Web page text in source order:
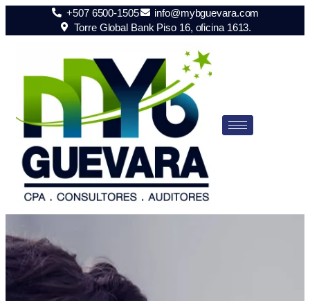
+507 6500-1505
info@mybguevara.com
Torre Global Bank Piso 16, oficina 1613.